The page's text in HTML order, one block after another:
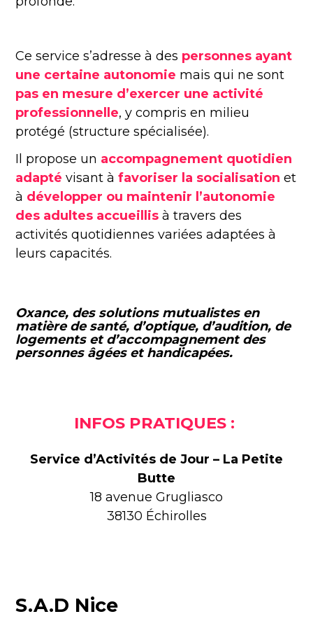
Ceservice s’adresse à des personnes ayant
une certaine autonomie mais qui ne sont
pas en mesure d’exercer une activité
professionnelle, y compris en milieu
protégé (structure spécialisée).
Il propose un accompagnement quotidien
adapté visant àfavoriser la socialisation et
à développer ou maintenir l’autonomie
des adultes accueillis à travers des
activités quotidiennes variéesadaptées à
leurscapacités.
Oxance, des solutions mutualistes en
matière de santé, d’optique, d’audition, de
logements et d’accompagnement des
personnes âgées et handicapées.
INFOS PRATIQUES :
Service d’Activités de Jour – La Petite
Butte
18 avenue Grugliasco
38130 Échirolles
S.A.D Nice